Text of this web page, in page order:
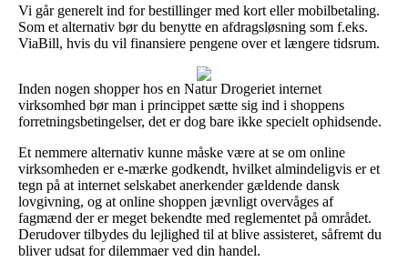
Vi går generelt ind for bestillinger med kort eller mobilbetaling.
Som et alternativ bør du benytte en afdragsløsning som f.eks.
ViaBill, hvis du vil finansiere pengene over et længere tidsrum.
Inden nogen shopper hos en Natur Drogeriet internet
virksomhed bør man i princippet sætte sig ind i shoppens
forretningsbetingelser, det er dog bare ikke specielt ophidsende.
Et nemmere alternativ kunne måske være at se om online
virksomheden er e-mærke godkendt, hvilket almindeligvis er et
tegn på at internet selskabet anerkender gældende dansk
lovgivning, og at online shoppen jævnligt overvåges af
fagmænd der er meget bekendte med reglementet på området.
Derudover tilbydes du lejlighed til at blive assisteret, såfremt du
bliver udsat for dilemmaer ved din handel.